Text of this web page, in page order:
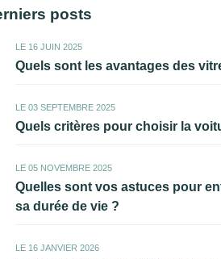
posts
LE 16 JUIN 2025
Quels sont les avantages des
LE 03 SEPTEMBRE 2025
Quels critères pour choisir la
LE 05 NOVEMBRE 2025
Quelles sont vos astuces pour
sa durée de vie ?
LE 16 JANVIER 2026